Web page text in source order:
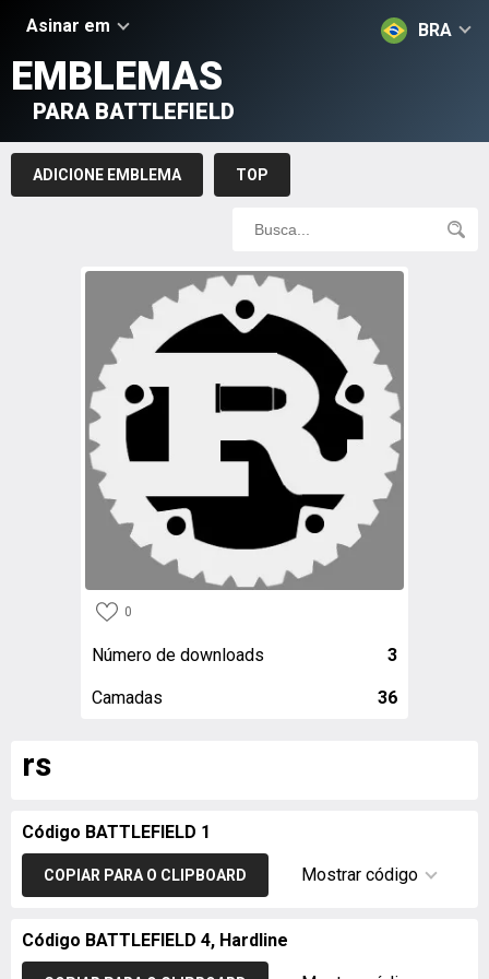
Asinar em BRA
EMBLEMAS
PARA BATTLEFIELD
ADICIONE EMBLEMA TOP
0
Número de downloads 3
Camadas 36
rs
Código BATTLEFIELD 1
COPIAR PARA O CLIPBOARD Mostrar código
Código BATTLEFIELD 4, Hardline